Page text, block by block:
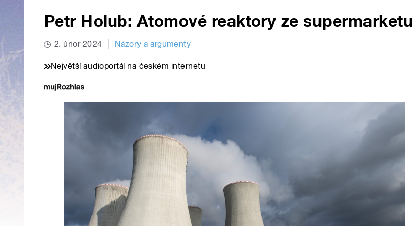
Petr Holub: Atomové reaktory ze supermarketu
2. únor 2024 Názory a argumenty
Největší audioportál na českém internetu